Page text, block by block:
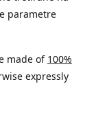
parametre
made of 100%
expressly